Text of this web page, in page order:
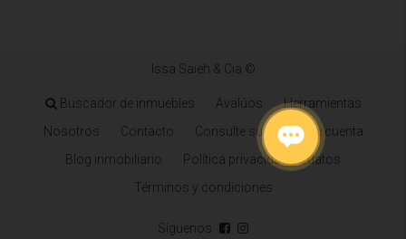
Issa Saieh & Cia ©
Buscador de inmuebles Avalúos
Herramientas
Nosotros
Contacto
Consulte su estado de cuenta
Blog inmobiliario
Política privacidad de datos
Términos y condiciones
Síguenos